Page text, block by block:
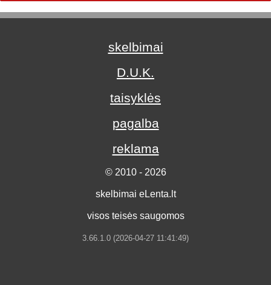
skelbimai
D.U.K.
taisyklės
pagalba
reklama
© 2010 - 2026
skelbimai eLenta.lt
visos teisės saugomos
3.66.1.0 (2026-04-27 11:41:49)